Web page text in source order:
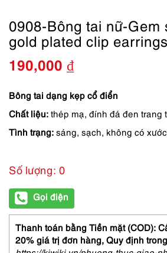
0908-Bông tai nữ-Gem
gold plated clip
190,000 ₫
Bông tai dạng kẹp cổ điển
Chất liệu: thép mạ, đính đá đen trang
Tình trạng: sáng, sạch, không có
Số lượng: 0
Gọi điện
Thanh toán bằng Tiền mặt (COD):
20% giá trị đơn hàng, Quy định